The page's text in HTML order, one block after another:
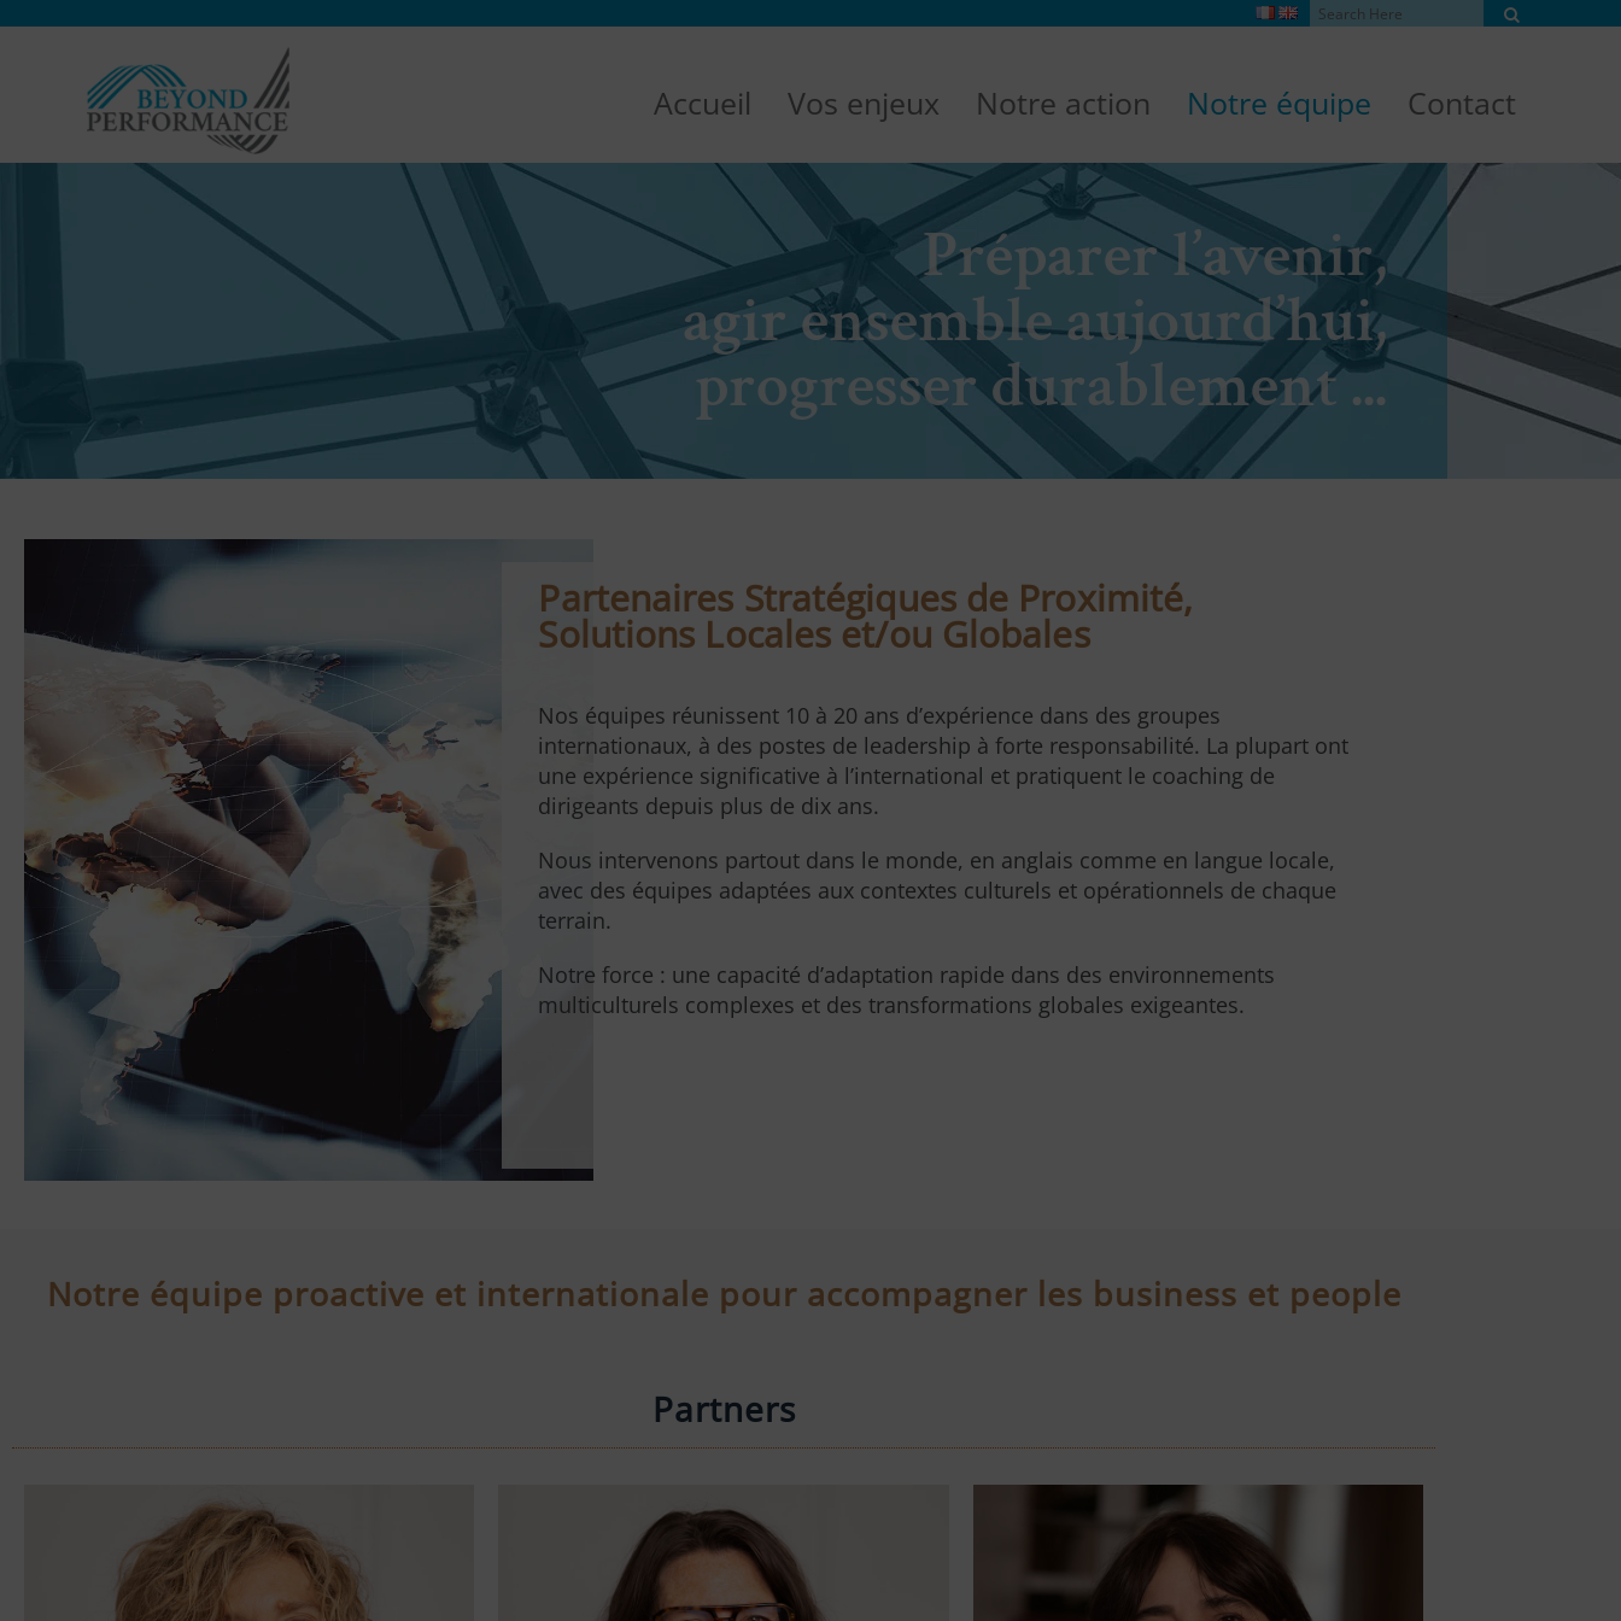
Accueil Vos enjeux Notre action Notre équipe Contact
Préparer l’avenir,
agir ensemble aujourd’hui,
progresser durablement ...
Partenaires Stratégiques de Proximité,
Solutions Locales et/ou Globales
Nos équipes réunissent 10 à 20 ans d’expérience dans des groupes
internationaux, à des postes de leadership à forte responsabilité. La plupart ont
une expérience significative à l’international et pratiquent le coaching de
dirigeants depuis plus de dix ans.
Nous intervenons partout dans le monde, en anglais comme en langue locale,
avec des équipes adaptées aux contextes culturels et opérationnels de chaque
terrain.
Notre force : une capacité d’adaptation rapide dans des environnements
multiculturels complexes et des transformations globales exigeantes.
Notre équipe proactive et internationale pour accompagner les business et people
Partners